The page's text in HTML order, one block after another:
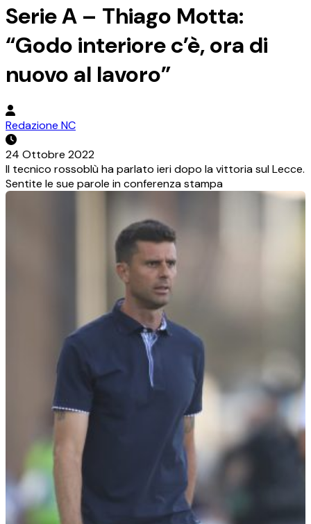
Serie A – Thiago Motta:
“Godo interiore c’è, ora di
nuovo al lavoro”
Redazione NC
24 Ottobre 2022
Il tecnico rossoblù ha parlato ieri dopo la vittoria sul Lecce.
Sentite le sue parole in conferenza stampa